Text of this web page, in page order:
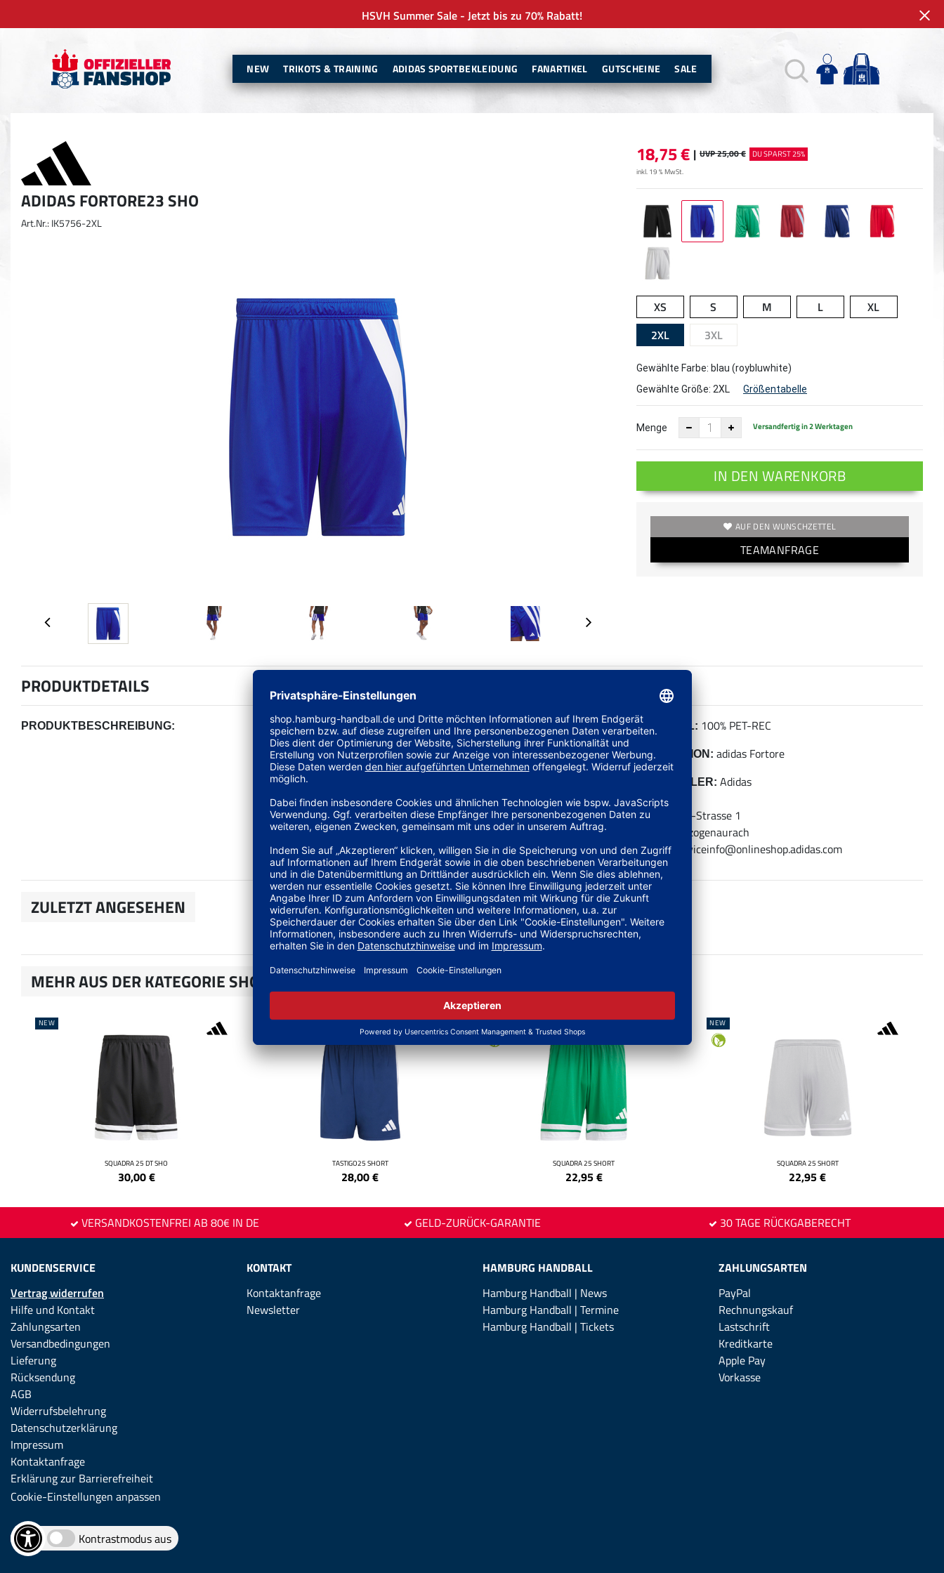
HSVH Summer Sale - Jetzt bis zu 70% Rabatt!
NEW TRIKOTS & TRAINING ADIDAS SPORTBEKLEIDUNG FANARTIKEL GUTSCHEINE SALE
ADIDAS FORTORE23 SHO
Art.Nr.: IK5756-2XL
18,75€ | UVP 25,00 € DU SPARST 25%
inkl. 19 % MwSt.
XS S M L
XL
2XL
3XL
Gewählte Farbe: blau (roybluwhite)
Gewählte Größe: 2XL Größentabelle
Menge Versandfertig in 2 Werktagen
IN DEN WARENKORB
AUF DEN WUNSCHZETTEL
TEAMANFRAGE
PRODUKTDETAILS
PRODUKTBESCHREIBUNG: MATERIAL: 100% PET-REC
KOLLEKTION: adidas Fortore
HERSTELLER: Adidas
adidas AG
Adi-Dassler-Strasse 1
91074 Herzogenaurach
E-Mail: serviceinfo@onlineshop.adidas.com
ZULETZT ANGESEHEN
MEHR AUS DER KATEGORIE SHORTS
NEW
SQUADRA 25 DT SHO
30,00€
NEW
TASTIGO25 SHORT
28,00€
NEW
SQUADRA 25 SHORT
22,95€
NEW
SQUADRA 25 SHORT
22,95€
VERSANDKOSTENFREI AB 80€ IN DE GELD-ZURÜCK-GARANTIE 30 TAGE RÜCKGABERECHT
KUNDENSERVICE
Vertrag widerrufen
Hilfe und Kontakt
Zahlungsarten
Versandbedingungen
Lieferung
Rücksendung
AGB
Widerrufsbelehrung
Datenschutzerklärung
Impressum
Kontaktanfrage
Erklärung zur Barrierefreiheit
Cookie-Einstellungen anpassen
Kontrastmodus aus
KONTAKT
Kontaktanfrage
Newsletter
HAMBURG HANDBALL
Hamburg Handball | News
Hamburg Handball | Termine
Hamburg Handball | Tickets
ZAHLUNGSARTEN
PayPal
Rechnungskauf
Lastschrift
Kreditkarte
Apple Pay
Vorkasse